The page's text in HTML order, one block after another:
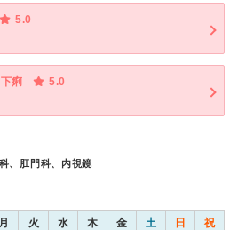
5.0
痢
5.0
、肛門科、内視鏡
月 火 水 木 金 土 日 祝